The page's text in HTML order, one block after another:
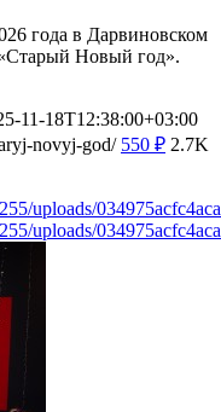
года в Дарвиновском
Новый год».
11-18T12:38:00+03:00
novyj-god/ 550 ₽ 2.7K
uploads/
uploads/